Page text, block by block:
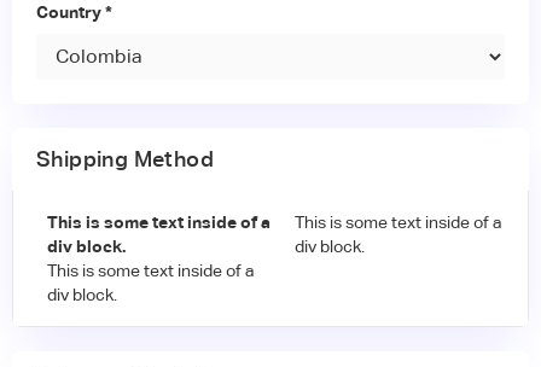
Country *
Shipping Method
This is some text inside of a
div block.
This is some text inside of a
div block.
This is some text inside of a
div block.